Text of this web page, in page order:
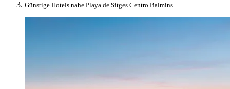
Günstige Hotels nahe Playa de Sitges Centro Balmins